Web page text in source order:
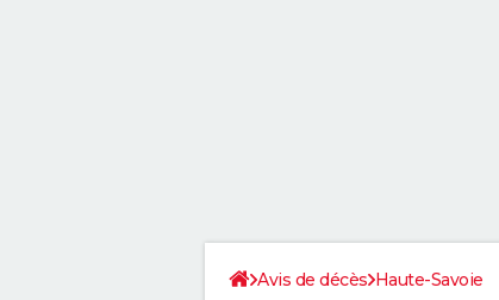
Avis de décès Haute-Savoie